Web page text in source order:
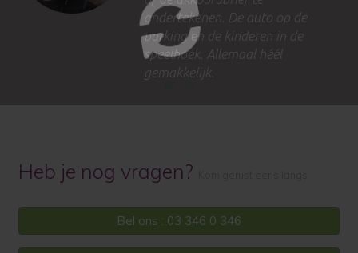
ondertekenen. De auto op de
parking en de kinderen in de
speelhoek. Allemaal héél
gemakkelijk.
Heb je nog vragen?
Bel ons : 03 346 0 346